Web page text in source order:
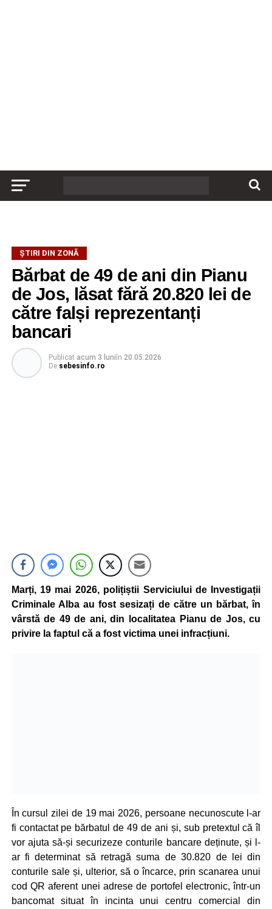
ȘTIRI DIN ZONĂ
Bărbat de 49 de ani din Pianu
de Jos, lăsat fără 20.820 lei de
către falși reprezentanți
bancari
Publicat acum 3 luniîn 20.05.2026
De sebesinfo.ro
Marți, 19 mai 2026, polițiștii Serviciului de Investigații
Criminale Alba au fost sesizați de către un bărbat, în
vârstă de 49 de ani, din localitatea Pianu de Jos, cu
privire la faptul că a fost victima unei infracțiuni.
În cursul zilei de 19 mai 2026, persoane necunoscute l-ar
fi contactat pe bărbatul de 49 de ani și, sub pretextul că îl
vor ajuta să-și securizeze conturile bancare deținute, și l-
ar fi determinat să retragă suma de 30.820 de lei din
conturile sale și, ulterior, să o încarce, prin scanarea unui
cod QR aferent unei adrese de portofel electronic, într-un
bancomat situat în incinta unui centru comercial din